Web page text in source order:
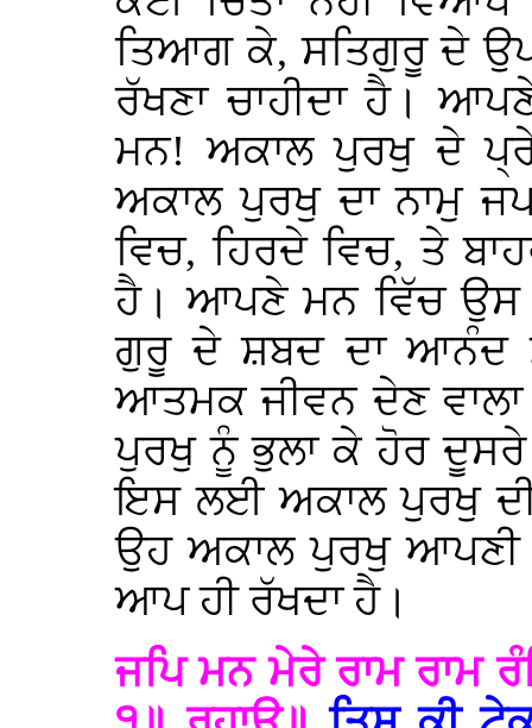
ਤਿਆਗ ਕੇ, ਸਤਿਗੁਰੂ ਦੇ
ਰੱਖਣਾ ਚਾਹੀਦਾ ਹੈ।
ਮਨ! ਅਕਾਲ ਪੁਰਖੁ ਦੇ
ਅਕਾਲ ਪੁਰਖੁ ਦਾ ਨਾਮੁ
ਵਿਚ, ਹਿਰਦੇ ਵਿਚ, ਤੇ
ਹੈ। ਆਪਣੇ ਮਨ ਵਿੱਚ ਉਸ
ਗੁਰੂ ਦੇ ਸ਼ਬਦ ਦਾ ਆਨੰਦ
ਆਤਮਕ ਜੀਵਨ ਦੇਣ
ਪੁਰਖੁ ਨੂੰ ਭੁਲਾ ਕੇ ਹੋਰ
ਇਸ ਲਈ ਅਕਾਲ ਪੁਰਖੁ
ਉਹ ਅਕਾਲ ਪੁਰਖੁ ਆਪਣੀ
ਆਪ ਹੀ ਰੱਖਦਾ ਹੈ।
ਜਪਿ ਮਨ ਮੇਰੇ ਰਾਮ ਰਾਮ